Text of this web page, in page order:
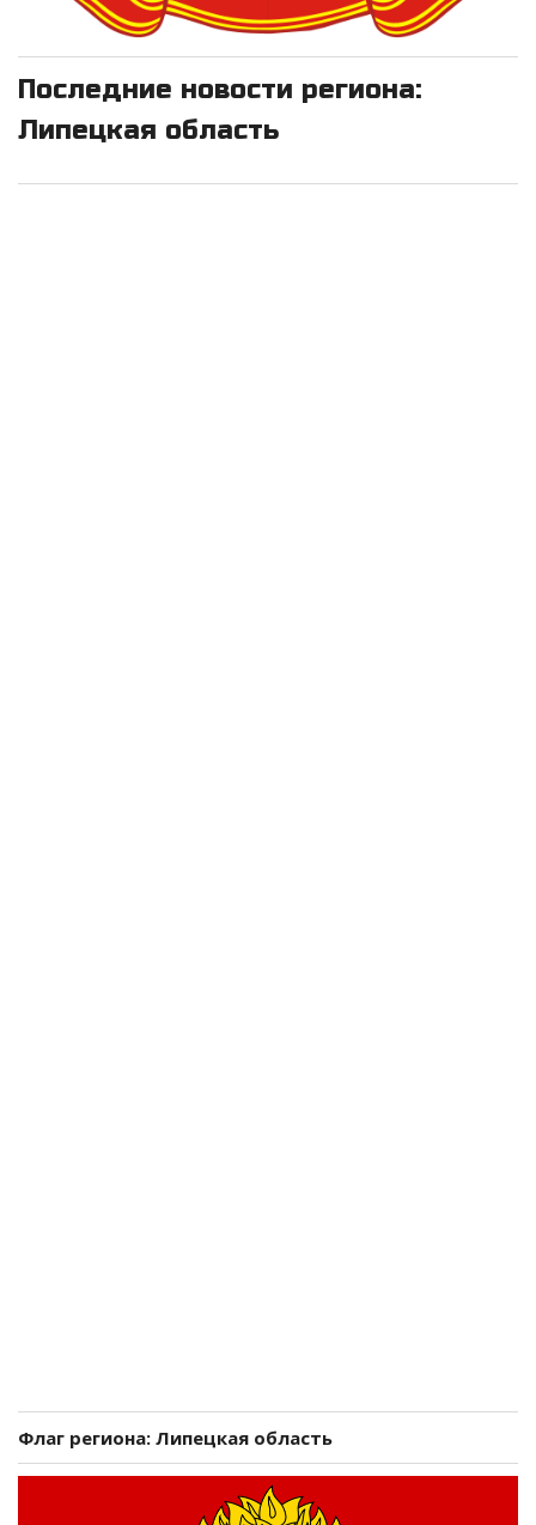
Последние новости региона:
Липецкая область
Флаг региона: Липецкая область